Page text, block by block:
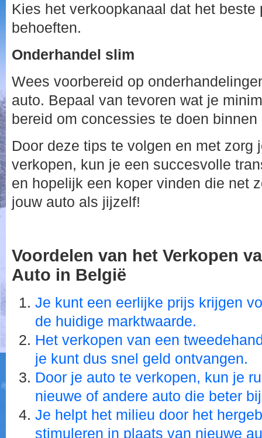
Kies het verkoopkanaal dat het
behoeften.
Onderhandel slim
Wees voorbereid op
auto. Bepaal van tevoren wat je
bereid om concessies te doen
Door deze tips te volgen en met zorg
verkopen, kun je een succesvolle
en hopelijk een koper vinden die net
jouw auto als jijzelf!
Voordelen van het Verkopen
Auto in België
Je kunt een eerlijke prijs krijgen
de huidige marktwaarde.
Het verkopen van een
je kunt dus snel geld ontvangen.
Door je auto te verkopen, kun je
nieuwe of andere auto die beter
Je helpt het milieu door het
stimuleren in plaats van nieuwe